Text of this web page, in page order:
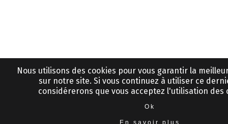
Nous utilisons des cookies pour vous garantir la
sur notre site. Si vous continuez à utiliser ce
considérerons que vous acceptez l'utilisation des
Ok
En savoir plus